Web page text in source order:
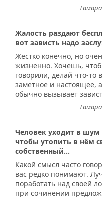
Тамара
Жалость раздают
вот зависть надо
Жестко конечно, но
жизненно. Хочешь,
говорили, делай что-то
заметное и настоящее,
обычно вызывает
Тамара
Человек уходит в шум
чтобы утопить в нём
собственный...
Какой смысл часто
вас редко понимают.
поработать над своей
при сочинении